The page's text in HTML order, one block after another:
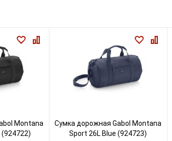
Montana
Сумка дорожная Gabol Montana
Sport 26L Blue (924723)